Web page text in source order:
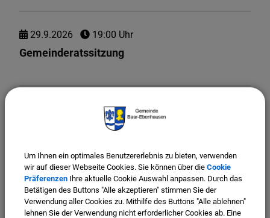
29.9.2026 19:00 Uhr
Gemeinderatssitzung
2026 00:00 Uhr
Lehrfahrt Val di Sole Dolomiten des OGV
4.10.2026 00:00 Uhr‐ 00:05 Uhr
Erntedankfest
Um Ihnen ein optimales Benutzererlebnis zu bieten, verwenden
wir auf dieser Webseite Cookies. Sie können über die Cookie
Präferenzen Ihre aktuelle Cookie Auswahl anpassen. Durch das
Betätigen des Buttons "Alle akzeptieren" stimmen Sie der
Verwendung aller Cookies zu. Mithilfe des Buttons "Alle ablehnen"
lehnen Sie der Verwendung nicht erforderlicher Cookies ab. Eine